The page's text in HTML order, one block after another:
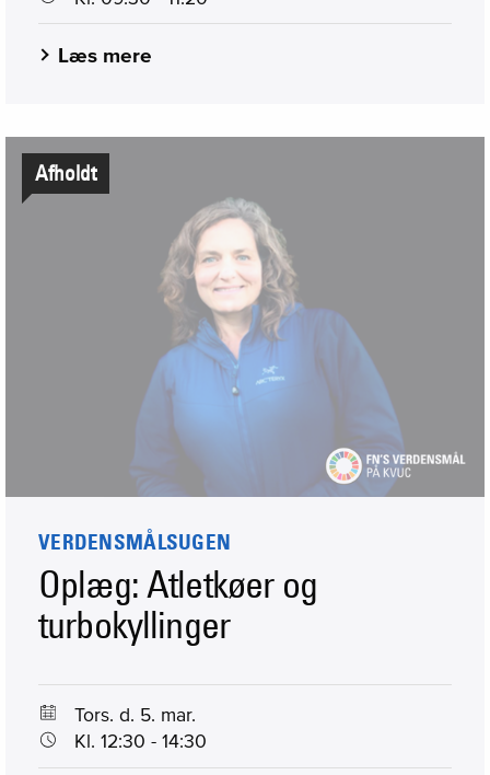
Læs mere
Afholdt
VERDENSMÅLSUGEN
Oplæg: Atletkøer og
turbokyllinger
Tors. d. 5. mar.
Kl. 12:30 - 14:30